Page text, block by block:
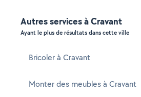
Autres services à Cravant
Ayant le plus de résultats dans cette ville
Bricoler à Cravant
Monter des meubles à Cravant